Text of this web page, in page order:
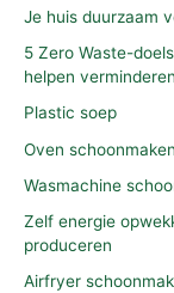
Je huis duurzaam
5 Zero Waste-
helpen verminderen
Plastic soep
Oven schoonmaken
Wasmachine
Zelf energie
produceren
Airfryer